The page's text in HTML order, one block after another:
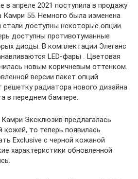
в апреле 2021 поступила в продажу
Камри 55. Немного была изменена
стали доступны некоторые опции.
доступны противотуманные
диоды. В комплектации Элеганс
LED-фары . Цветовая
новым коричневым оттенком.
версии пакет опций
решетку радиатора нового дизайна
в переднем бампере.
Эксклюзив предлагалась
кожей, то теперь появилась
Exclusive с черной кожаной
характеристики обновленной